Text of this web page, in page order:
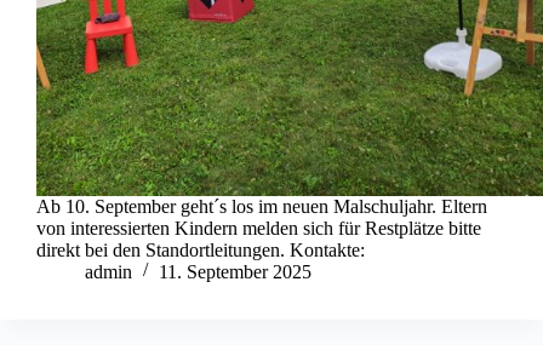
Ab 10. September geht´s los im neuen Malschuljahr. Eltern
von interessierten Kindern melden sich für Restplätze bitte
direkt bei den Standortleitungen. Kontakte:
admin
11. September 2025